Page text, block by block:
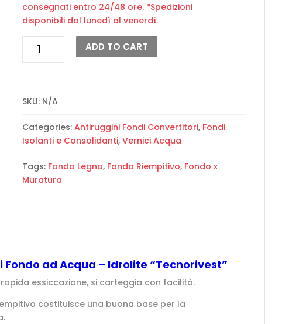
consegnati entro 24/48 ore. *Spedizioni
disponibili dal lunedì al venerdì.
Pittura
Opaca
ad
Acqua
–
Idrolite
quantity
ADD TO CART
SKU: N/A
Categories: Antiruggini Fondi Convertitori, Fondi
Isolanti e Consolidanti, Vernici Acqua
Tags: Fondo Legno, Fondo Riempitivo, Fondo x
Muratura
ad Acqua – Idrolite “Tecnorivest”
essiccazione, si carteggia con facilità.
costituisce una buona base per la